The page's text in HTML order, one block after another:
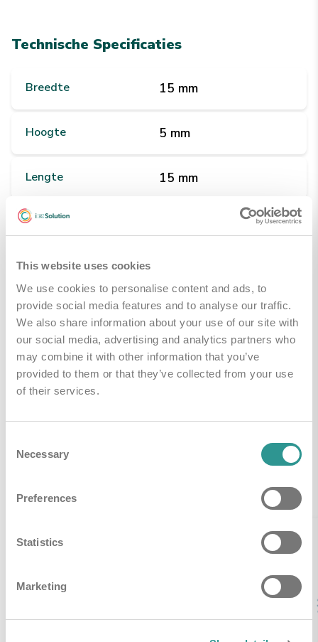
This website uses cookies
We use cookies to personalise content and ads, to
provide social media features and to analyse our traffic.
We also share information about your use of our site with
our social media, advertising and analytics partners who
may combine it with other information that you’ve
provided to them or that they’ve collected from your use
of their services.
Selection
Necessary
Preferences
Statistics
Marketing
Technische Specificaties
Breedte 15 mm
Hoogte 5 mm
Lengte 15 mm
Gewicht
Kleuren
Handleidingen & Downloads
i-mop algemene brochure Downloaden